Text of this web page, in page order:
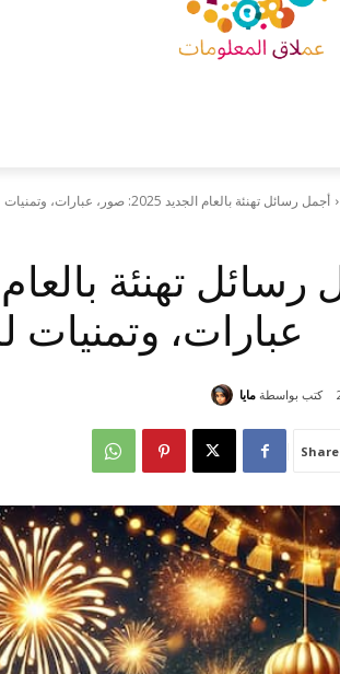
أجمل رسائل تهنئة بالعام الجديد 2025: صور، عبارات، وتمنيات للسنة الجديدة
عبارات، وتمنيات
كتب بواسطة مايا
Share